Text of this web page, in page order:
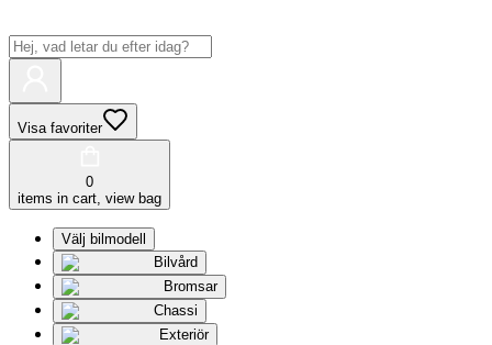
Visa favoriter
0
items in cart, view bag
Välj bilmodell
Bilvård
Bromsar
Chassi
Exteriör